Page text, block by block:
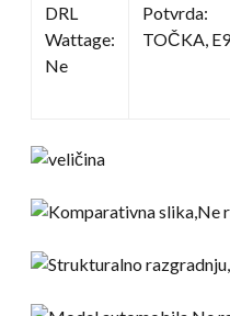
DRL
Wattage:
Ne
Potvrda:
TOČKA, E9